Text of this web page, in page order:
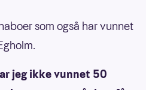
som også har vunnet
jeg ikke vunnet 50